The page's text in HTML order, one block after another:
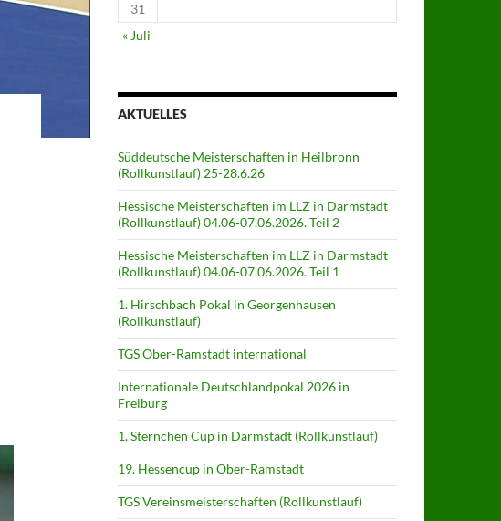
31
« Juli
AKTUELLES
Süddeutsche Meisterschaften in Heilbronn
(Rollkunstlauf) 25-28.6.26
Hessische Meisterschaften im LLZ in Darmstadt
(Rollkunstlauf) 04.06-07.06.2026. Teil 2
Hessische Meisterschaften im LLZ in Darmstadt
(Rollkunstlauf) 04.06-07.06.2026. Teil 1
1. Hirschbach Pokal in Georgenhausen
(Rollkunstlauf)
TGS Ober-Ramstadt international
Internationale Deutschlandpokal 2026 in
Freiburg
1. Sternchen Cup in Darmstadt (Rollkunstlauf)
19. Hessencup in Ober-Ramstadt
TGS Vereinsmeisterschaften (Rollkunstlauf)